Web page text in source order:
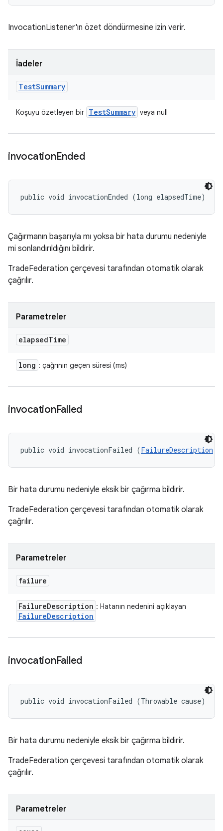
InvocationListener'ın özet döndürmesine izin verir.
İadeler
TestSummary
Koşuyu özetleyen bir TestSummary veya null
invocationEnded
public void invocationEnded (long elapsedTime)
Çağırmanın başarıyla mı yoksa bir hata durumu nedeniyle
mi sonlandırıldığını bildirir.
TradeFederation çerçevesi tarafından otomatik olarak
çağrılır.
Parametreler
elapsedTime
long : çağrının geçen süresi (ms)
invocationFailed
public void invocationFailed (FailureDescription
Bir hata durumu nedeniyle eksik bir çağırma bildirir.
TradeFederation çerçevesi tarafından otomatik olarak
çağrılır.
Parametreler
failure
FailureDescription : Hatanın nedenini açıklayan
FailureDescription
invocationFailed
public void invocationFailed (Throwable cause)
Bir hata durumu nedeniyle eksik bir çağırma bildirir.
TradeFederation çerçevesi tarafından otomatik olarak
çağrılır.
Parametreler